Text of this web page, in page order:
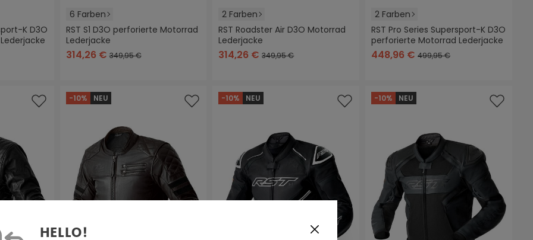
K D3O
6 Farben
schwarz schwarz/neon/gelb
RST S1 D3O perforierte Motorrad
Lederjacke
314,26 €349,95 €
2 Farben
schwarz
RST Roadster Air D3O Motorrad
Lederjacke
314,26 €349,95 €
2 Farben
schwarz
RST Pro Series Supersport-K D3O
perforierte Motorrad Lederjacke
448,96 €499,95 €
-10% NEU -10% NEU -10% NEU
HELLO!